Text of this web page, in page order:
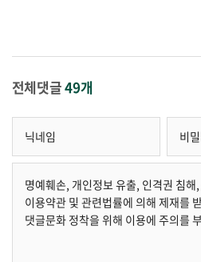
전체댓글49개